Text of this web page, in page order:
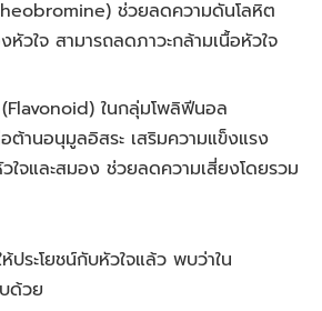
ช่วยลดความดันโลหิต
หัวใจ สามารถลดภาวะกล้ามเนื้อหัวใจ
ในกลุ่มโพลิฟีนอล
านอนุมูลอิสระ เสริมความแข็งแรง
จและสมอง ช่วยลดความเสี่ยงโดยรวม
ประโยชน์กับหัวใจแล้ว พบว่าใน
ด้วย